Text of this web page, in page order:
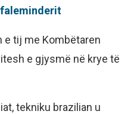
e tij me Kombëtaren
e gjysmë në krye të
tekniku brazilian u